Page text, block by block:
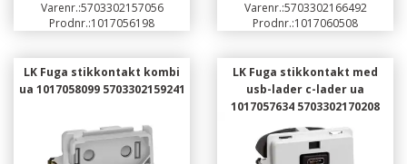
Varenr.:5703302157056
Prodnr.:1017056198
Varenr.:5703302166492
Prodnr.:1017060508
LK Fuga stikkontakt kombi
ua 1017058099 5703302159241
LK Fuga stikkontakt med
usb-lader c-lader ua
1017057634 5703302170208